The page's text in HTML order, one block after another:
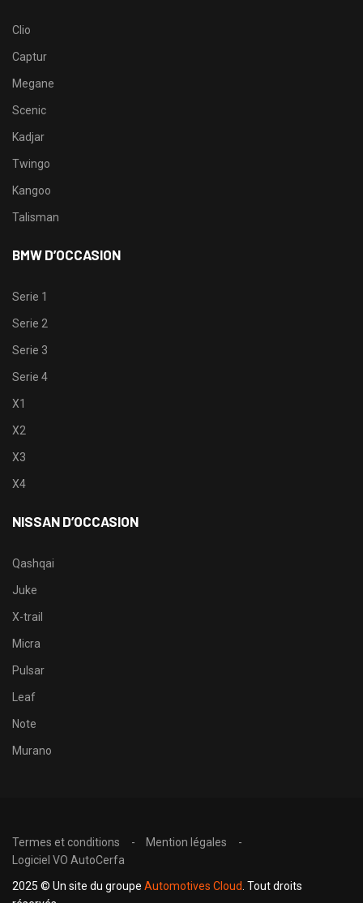
Clio
Captur
Megane
Scenic
Kadjar
Twingo
Kangoo
Talisman
BMW D’OCCASION
Serie 1
Serie 2
Serie 3
Serie 4
X1
X2
X3
X4
NISSAN D’OCCASION
Qashqai
Juke
X-trail
Micra
Pulsar
Leaf
Note
Murano
Termes et conditions
Mention légales
Logiciel VO AutoCerfa
2025 © Un site du groupe Automotives Cloud . Tout droits